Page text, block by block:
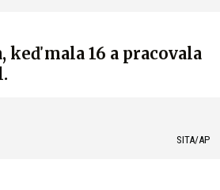
keď mala 16 a pracovala
SITA/AP